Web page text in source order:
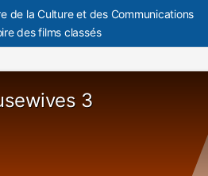
de la Culture et des Communications
des films classés
3